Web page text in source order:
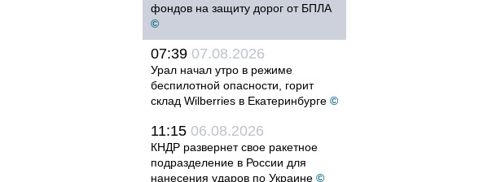
фондов на защиту дорог от БПЛА
©
07:39 07.08.2026
Урал начал утро в режиме
беспилотной опасности, горит
склад Wilberries в Екатеринбурге ©
11:15 06.08.2026
КНДР развернет свое ракетное
подразделение в России для
нанесения ударов по Украине ©